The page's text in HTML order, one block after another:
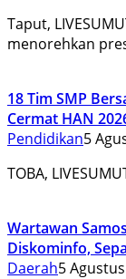
Taput,
menorehkan
18 Tim SMP
Cermat HAN
Pendidikan5
TOBA,
Wartawan
Diskominfo,
Daerah5